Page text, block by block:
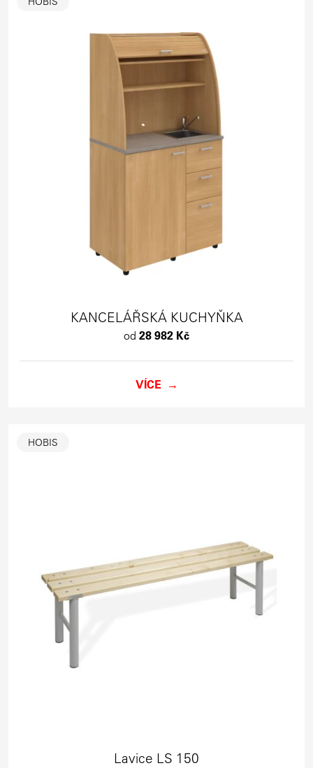
KANCELÁŘSKÁ KUCHYŇKA
od 28 982 Kč
VÍCE
HOBIS
Lavice LS 150